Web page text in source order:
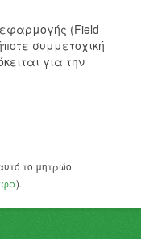
(Field
συμμετοχική
για την
το μητρώο
).